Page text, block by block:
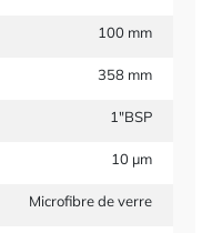
100 mm
358 mm
1"BSP
10 µm
Microfibre de verre